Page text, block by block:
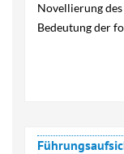
Novellierung
Bedeutung der